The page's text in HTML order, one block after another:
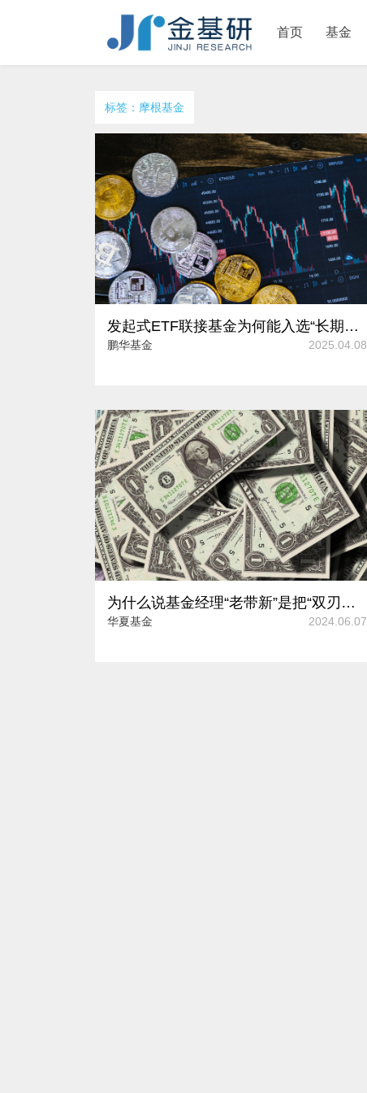
首页 基金
标签：摩根基金
发起式ETF联接基金为何能入选“长期投资阵营”？
鹏华基金 2025.04.08
为什么说基金经理“老带新”是把“双刃剑”？
华夏基金 2024.06.07